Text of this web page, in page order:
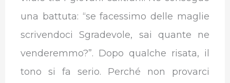
una battuta: “se facessimo delle maglie
scrivendoci Sgradevole, sai quante ne
venderemmo?”. Dopo qualche risata, il
tono si fa serio. Perché non provarci